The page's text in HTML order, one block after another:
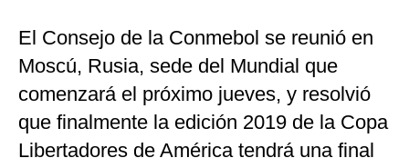
El Consejo de la Conmebol se reunió en
Moscú, Rusia, sede del Mundial que
comenzará el próximo jueves, y resolvió
que finalmente la edición 2019 de la Copa
Libertadores de América tendrá una final